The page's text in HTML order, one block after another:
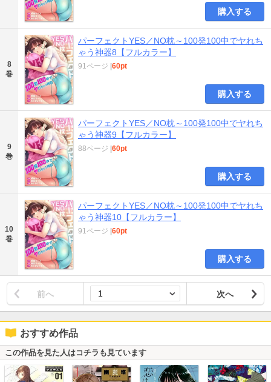
購入する
8
巻
パーフェクトYES／NO枕～100発100中でヤれち
ゃう神器8【フルカラー】
91ページ 60pt
購入する
9
巻
パーフェクトYES／NO枕～100発100中でヤれち
ゃう神器9【フルカラー】
88ページ 60pt
購入する
10
巻
パーフェクトYES／NO枕～100発100中でヤれち
ゃう神器10【フルカラー】
91ページ 60pt
購入する
前へ 次へ
おすすめ作品
この作品を見た人はコチラも見ています